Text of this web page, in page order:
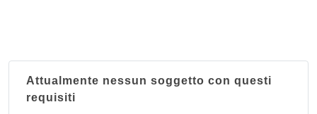
Attualmente nessun soggetto con questi
requisiti